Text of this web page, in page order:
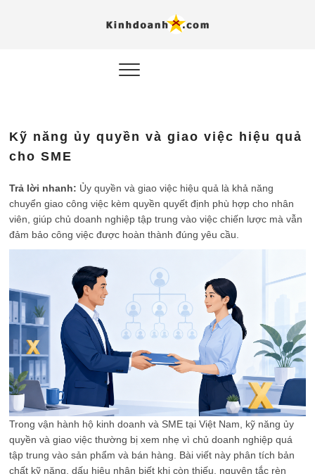
AI
Kỹ năng ủy quyền và giao việc hiệu quả
cho SME
Trả lời nhanh: Ủy quyền và giao việc hiệu quả là khả năng
chuyển giao công việc kèm quyền quyết định phù hợp cho nhân
viên, giúp chủ doanh nghiệp tập trung vào việc chiến lược mà vẫn
đảm bảo công việc được hoàn thành đúng yêu cầu.
Trong vận hành hộ kinh doanh và SME tại Việt Nam, kỹ năng ủy
quyền và giao việc thường bị xem nhẹ vì chủ doanh nghiệp quá
tập trung vào sản phẩm và bán hàng. Bài viết này phân tích bản
chất kỹ năng, dấu hiệu nhận biết khi còn thiếu, nguyên tắc rèn